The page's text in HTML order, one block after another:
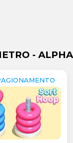
- ALPHA